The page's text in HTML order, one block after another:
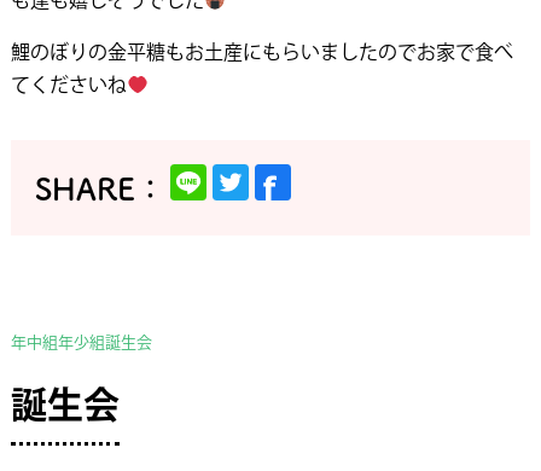
鯉のぼりの金平糖もお土産にもらいましたのでお家で食べ
てくださいね
年中組年少組誕生会
誕生会